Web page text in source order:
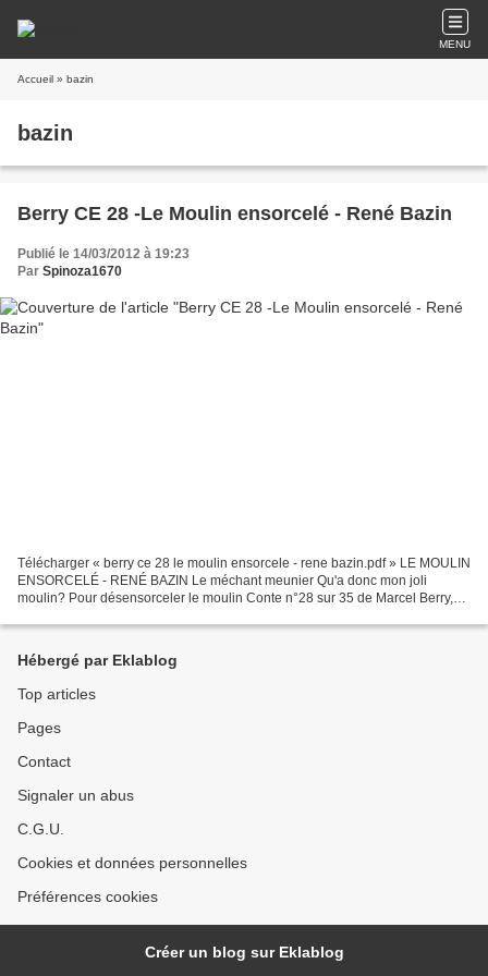
MENU
Accueil » bazin
bazin
Berry CE 28 -Le Moulin ensorcelé - René Bazin
Publié le 14/03/2012 à 19:23
Par Spinoza1670
Télécharger « berry ce 28 le moulin ensorcele - rene bazin.pdf » LE MOULIN
ENSORCELÉ - RENÉ BAZIN Le méchant meunier Qu'a donc mon joli
moulin? Pour désensorceler le moulin Conte n°28 sur 35 de Marcel Berry,
Hébergé par Eklablog
Top articles
Pages
Contact
Signaler un abus
C.G.U.
Cookies et données personnelles
Préférences cookies
Créer un blog sur Eklablog